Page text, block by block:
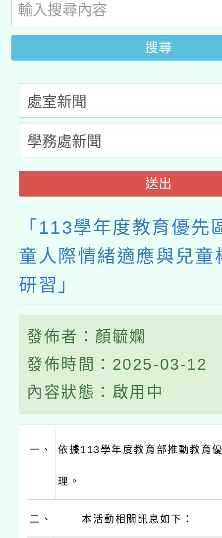
用水績優單位及節水達
桃園市孔廟祈福系列
開 智慧啟航」
2026年桃園地景藝術
搜尋
送出
「113學年度教育優先
童人際情緒適應與兒童
研習」
發佈者：顏毓嫻
發佈時間：2025-03-12
內容狀態：啟用中
一、 依據113學年度教育部推動教育
理。
二、 本活動相關訊息如下：